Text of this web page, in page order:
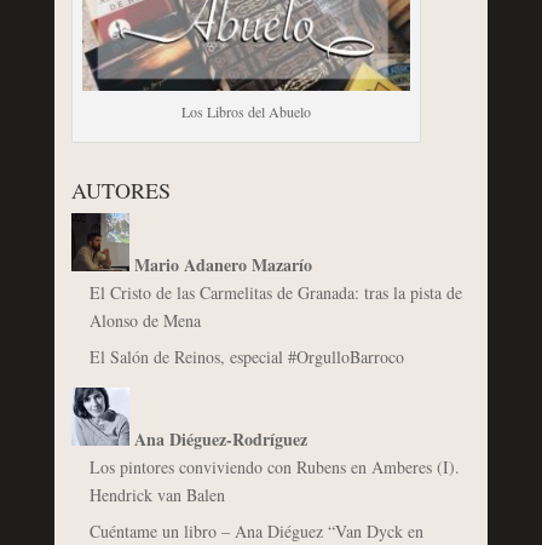
Los Libros del Abuelo
AUTORES
Mario Adanero Mazarío
El Cristo de las Carmelitas de Granada: tras la pista de
Alonso de Mena
El Salón de Reinos, especial #OrgulloBarroco
Ana Diéguez-Rodríguez
Los pintores conviviendo con Rubens en Amberes (I).
Hendrick van Balen
Cuéntame un libro – Ana Diéguez “Van Dyck en